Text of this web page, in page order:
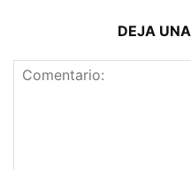
DEJA